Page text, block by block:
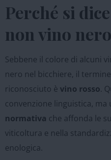
Perché si
non vino nero
Sebbene il colore di alcuni
nero nel bicchiere, il
riconosciuto è vino rosso.
convenzione linguistica, ma
normativa che affonda le
viticoltura e nella
enologica.